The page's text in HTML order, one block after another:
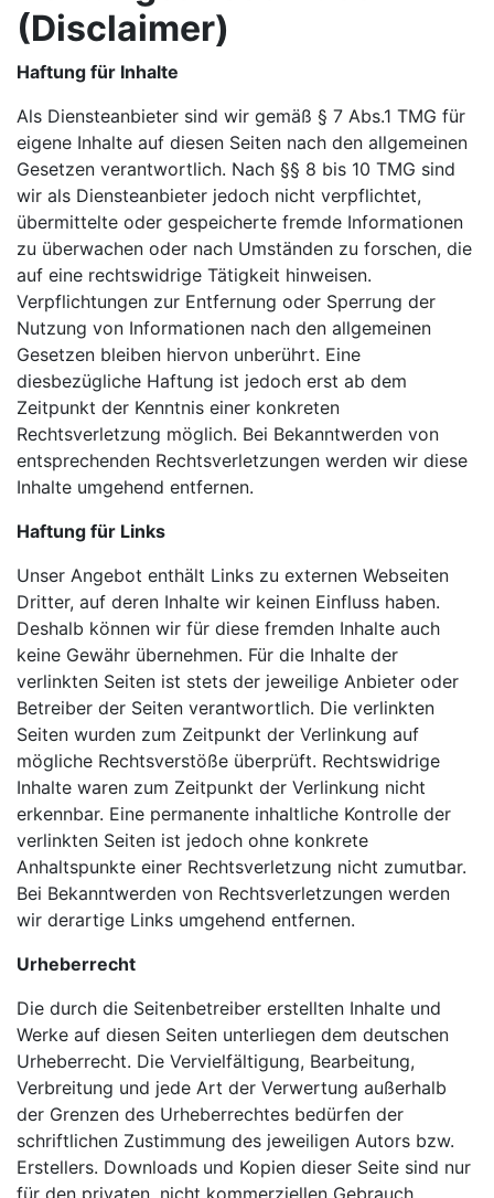
(Disclaimer)
Haftung für Inhalte
Als Diensteanbieter sind wir gemäß § 7 Abs.1 TMG für
eigene Inhalte auf diesen Seiten nach den allgemeinen
Gesetzen verantwortlich. Nach §§ 8 bis 10 TMG sind
wir als Diensteanbieter jedoch nicht verpflichtet,
übermittelte oder gespeicherte fremde Informationen
zu überwachen oder nach Umständen zu forschen, die
auf eine rechtswidrige Tätigkeit hinweisen.
Verpflichtungen zur Entfernung oder Sperrung der
Nutzung von Informationen nach den allgemeinen
Gesetzen bleiben hiervon unberührt. Eine
diesbezügliche Haftung ist jedoch erst ab dem
Zeitpunkt der Kenntnis einer konkreten
Rechtsverletzung möglich. Bei Bekanntwerden von
entsprechenden Rechtsverletzungen werden wir diese
Inhalte umgehend entfernen.
Haftung für Links
Unser Angebot enthält Links zu externen Webseiten
Dritter, auf deren Inhalte wir keinen Einfluss haben.
Deshalb können wir für diese fremden Inhalte auch
keine Gewähr übernehmen. Für die Inhalte der
verlinkten Seiten ist stets der jeweilige Anbieter oder
Betreiber der Seiten verantwortlich. Die verlinkten
Seiten wurden zum Zeitpunkt der Verlinkung auf
mögliche Rechtsverstöße überprüft. Rechtswidrige
Inhalte waren zum Zeitpunkt der Verlinkung nicht
erkennbar. Eine permanente inhaltliche Kontrolle der
verlinkten Seiten ist jedoch ohne konkrete
Anhaltspunkte einer Rechtsverletzung nicht zumutbar.
Bei Bekanntwerden von Rechtsverletzungen werden
wir derartige Links umgehend entfernen.
Urheberrecht
Die durch die Seitenbetreiber erstellten Inhalte und
Werke auf diesen Seiten unterliegen dem deutschen
Urheberrecht. Die Vervielfältigung, Bearbeitung,
Verbreitung und jede Art der Verwertung außerhalb
der Grenzen des Urheberrechtes bedürfen der
schriftlichen Zustimmung des jeweiligen Autors bzw.
Erstellers. Downloads und Kopien dieser Seite sind nur
für den privaten, nicht kommerziellen Gebrauch